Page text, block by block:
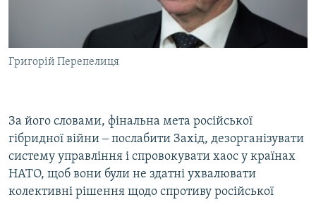
Григорій Перепелиця
За його словами, фінальна мета російської
гібридної війни ‒ послабити Захід, дезорганізувати
систему управління і спровокувати хаос у країнах
НАТО, щоб вони були не здатні ухвалювати
колективні рішення щодо спротиву російської